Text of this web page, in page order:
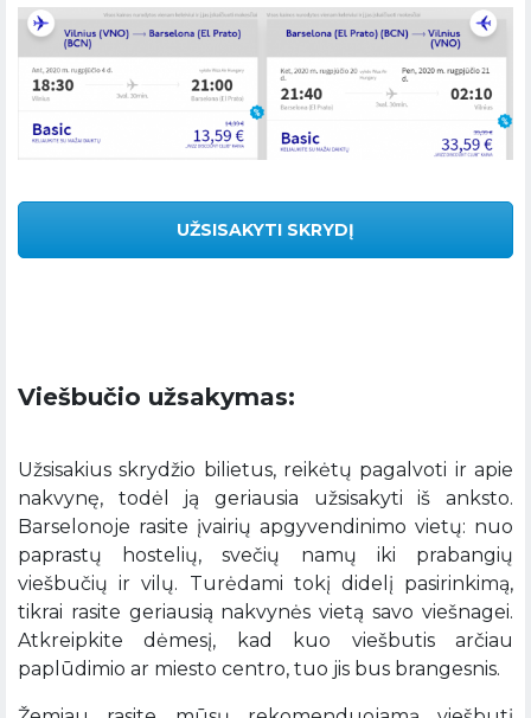
UŽSISAKYTI SKRYDĮ
Viešbučio užsakymas:
Užsisakius skrydžio bilietus, reikėtų pagalvoti ir apie
nakvynę, todėl ją geriausia užsisakyti iš anksto.
Barselonoje rasite įvairių apgyvendinimo vietų: nuo
paprastų hostelių, svečių namų iki prabangių
viešbučių ir vilų. Turėdami tokį didelį pasirinkimą,
tikrai rasite geriausią nakvynės vietą savo viešnagei.
Atkreipkite dėmesį, kad kuo viešbutis arčiau
paplūdimio ar miesto centro, tuo jis bus brangesnis.